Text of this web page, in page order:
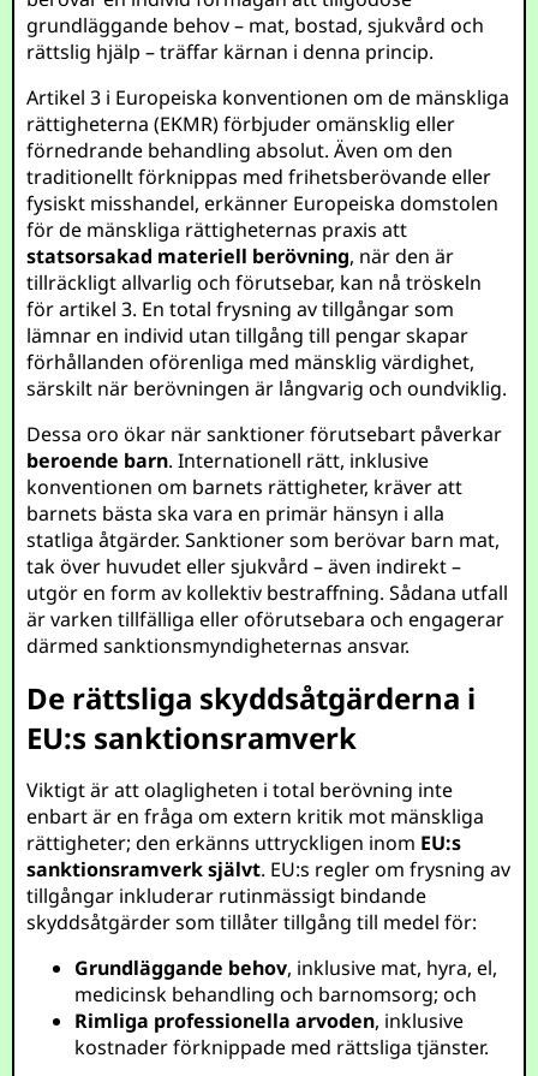
grundläggande behov – mat, bostad, sjukvård och
rättslig hjälp – träffar kärnan i denna princip.
Artikel 3 i Europeiska konventionen om de mänskliga
rättigheterna (EKMR) förbjuder omänsklig eller
förnedrande behandling absolut. Även om den
traditionellt förknippas med frihetsberövande eller
fysiskt misshandel, erkänner Europeiska domstolen
för de mänskliga rättigheternas praxis att
statsorsakad materiell berövning, när den är
tillräckligt allvarlig och förutsebar, kan nå tröskeln
för artikel 3. En total frysning av tillgångar som
lämnar en individ utan tillgång till pengar skapar
förhållanden oförenliga med mänsklig värdighet,
särskilt när berövningen är långvarig och oundviklig.
Dessa oro ökar när sanktioner förutsebart påverkar
beroende barn. Internationell rätt, inklusive
konventionen om barnets rättigheter, kräver att
barnets bästa ska vara en primär hänsyn i alla
statliga åtgärder. Sanktioner som berövar barn mat,
tak över huvudet eller sjukvård – även indirekt –
utgör en form av kollektiv bestraffning. Sådana utfall
är varken tillfälliga eller oförutsebara och engagerar
därmed sanktionsmyndigheternas ansvar.
De rättsliga skyddsåtgärderna i
EU:s sanktionsramverk
Viktigt är att olagligheten i total berövning inte
enbart är en fråga om extern kritik mot mänskliga
rättigheter; den erkänns uttryckligen inom EU:s
sanktionsramverk självt. EU:s regler om frysning av
tillgångar inkluderar rutinmässigt bindande
skyddsåtgärder som tillåter tillgång till medel för:
Grundläggande behov, inklusive mat, hyra, el,
medicinsk behandling och barnomsorg; och
Rimliga professionella arvoden, inklusive
kostnader förknippade med rättsliga tjänster.